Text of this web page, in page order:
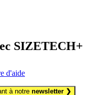
SIZETECH+
d'aide
à notre newsletter ❯